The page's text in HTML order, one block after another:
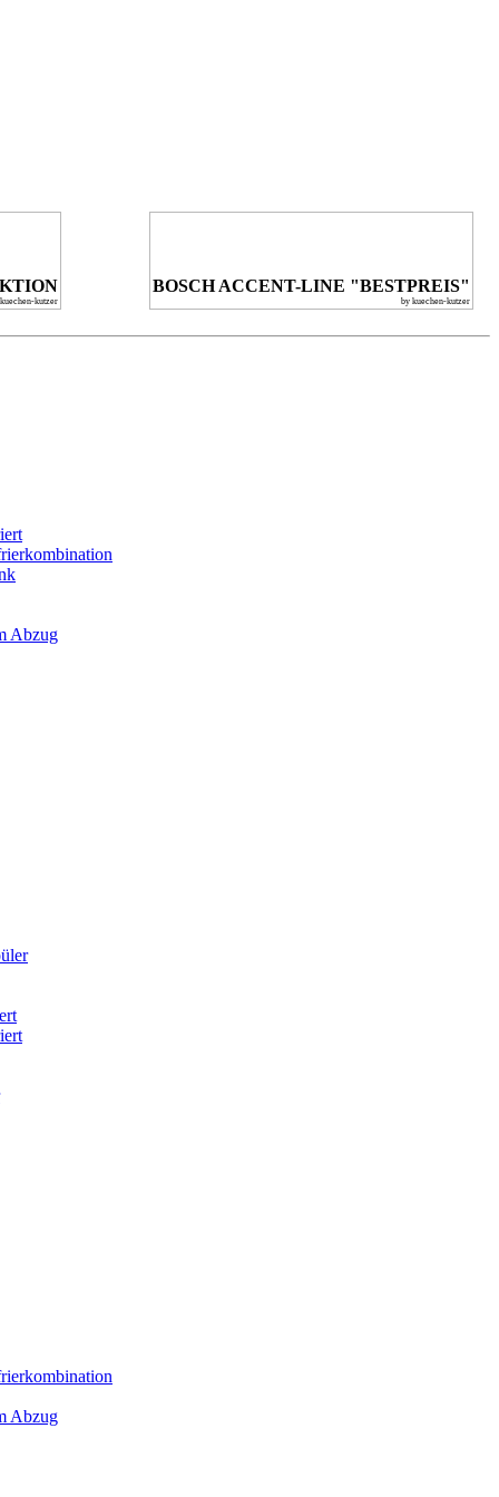
kutzer
BOSCH ACCENT-LINE "BESTPREIS"
by kuechen-kutzer
Abzug
Abzug